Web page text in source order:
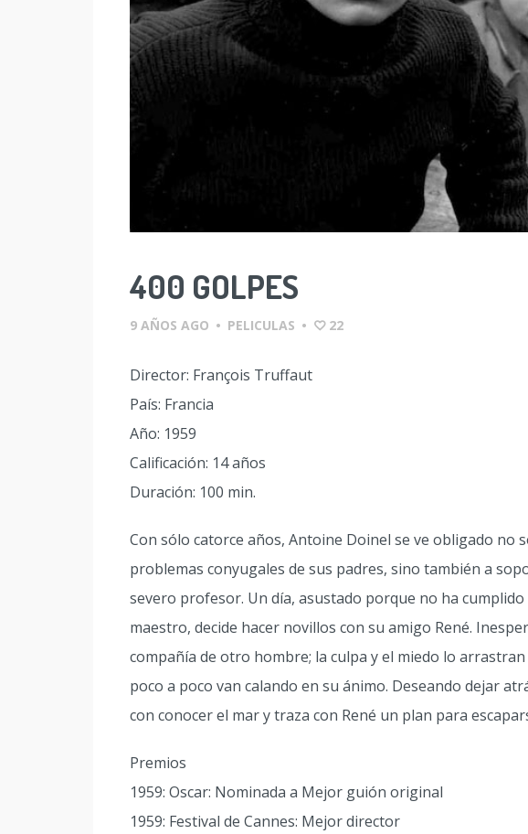
400 GOLPES
9 AÑOS AGO • PELICULAS • 22
Director: François Truffaut
País: Francia
Año: 1959
Calificación: 14 años
Duración: 100 min.
Con sólo catorce años, Antoine Doinel se ve obligado no
problemas conyugales de sus padres, sino también a
severo profesor. Un día, asustado porque no ha
maestro, decide hacer novillos con su amigo René.
compañía de otro hombre; la culpa y el miedo lo
poco a poco van calando en su ánimo. Deseando dejar
con conocer el mar y traza con René un plan para
Premios
1959: Oscar: Nominada a Mejor guión original
1959: Festival de Cannes: Mejor director